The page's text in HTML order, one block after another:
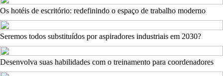
Os hotéis de escritório: redefinindo o espaço de trabalho moderno
Seremos todos substituídos por aspiradores industriais em 2030?
Desenvolva suas habilidades com o treinamento para coordenadores